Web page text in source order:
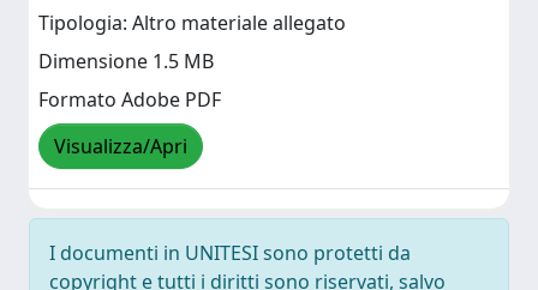
Tipologia: Altro materiale allegato
Dimensione 1.5 MB
Formato Adobe PDF
Visualizza/Apri
I documenti in UNITESI sono protetti da
copyright e tutti i diritti sono riservati, salvo